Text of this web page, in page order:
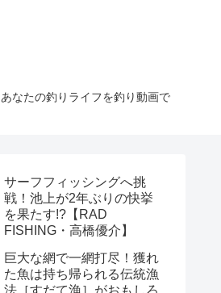
なたの釣りライフを釣り動画で
サーフフィッシングへ挑
戦！池上が2年ぶりの快挙
を果たす!?【RAD
FISHING・高橋優介】
巨大な網で一網打尽！獲れ
た魚は持ち帰られる伝統漁
法［すだて漁］がおもしろ